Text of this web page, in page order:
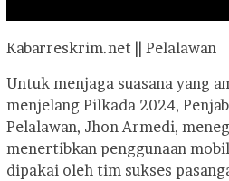
Kabarreskrim.net || Pelalawan
Untuk menjaga suasana yang
menjelang Pilkada 2024,
Pelalawan, Jhon Armedi,
menertibkan penggunaan
dipakai oleh tim sukses